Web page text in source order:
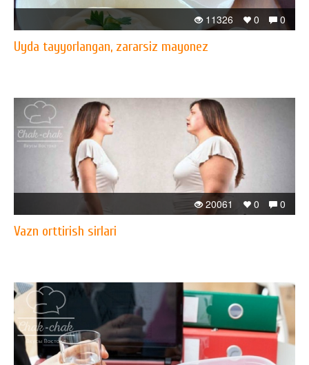
0
0
11326
Uyda tayyorlangan, zararsiz mayonez
0
0
20061
Vazn orttirish sirlari